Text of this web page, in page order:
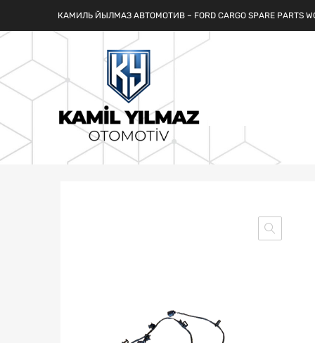
КАМИЛЬ ЙЫЛМАЗ АВТОМОТИВ – FORD CARGO SPARE PARTS